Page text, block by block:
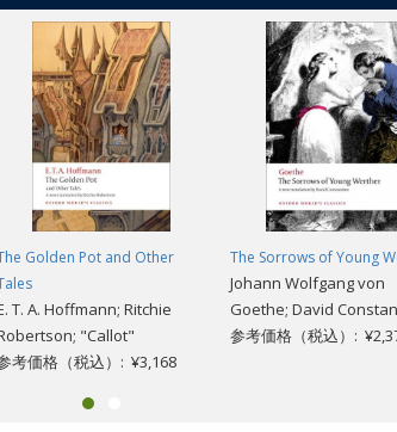
Golden Pot and Other
T. A. Hoffmann; Ritchie
"Callot"
考価格（税込）: ¥3,168
The Sorrows of Young
Johann Wolfgang von
Goethe; David
参考価格（税込）: